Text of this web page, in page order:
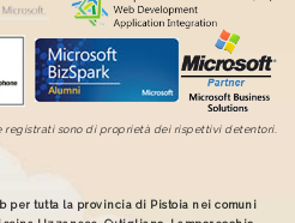
registrati sono di proprietà dei rispettivi detentori.
per tutta la provincia di Pistoia nei comuni